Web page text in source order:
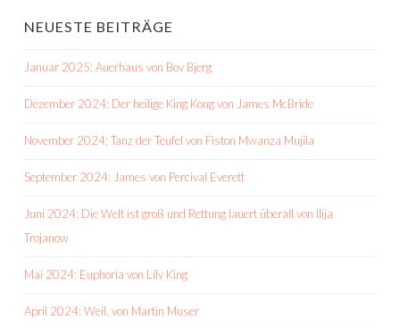
NEUESTE BEITRÄGE
Januar 2025: Auerhaus von Bov Bjerg
Dezember 2024: Der heilige King Kong von James McBride
November 2024: Tanz der Teufel von Fiston Mwanza Mujila
September 2024: James von Percival Everett
Juni 2024: Die Welt ist groß und Rettung lauert überall von Ilija
Trojanow
Mai 2024: Euphoria von Lily King
April 2024: Weil. von Martin Muser